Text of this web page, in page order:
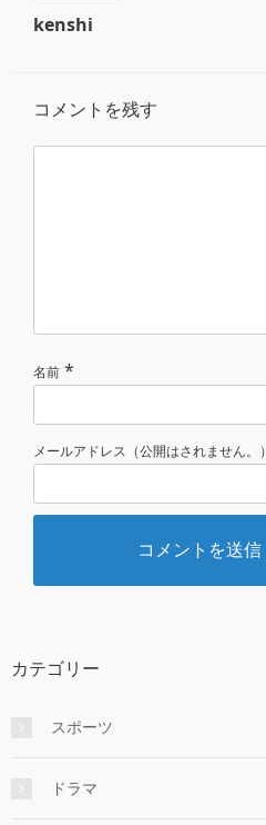
kenshi
コメントを残す
名前 *
メールアドレス（公開はされません。）
カテゴリー
スポーツ
ドラマ